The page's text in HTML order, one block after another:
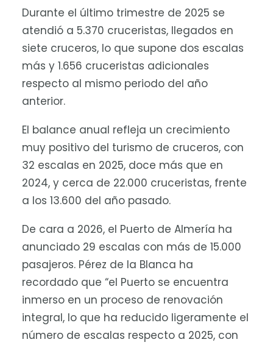
Durante el último trimestre de 2025 se
atendió a 5.370 cruceristas, llegados en
siete cruceros, lo que supone dos escalas
más y 1.656 cruceristas adicionales
respecto al mismo periodo del año
anterior.
El balance anual refleja un crecimiento
muy positivo del turismo de cruceros, con
32 escalas en 2025, doce más que en
2024, y cerca de 22.000 cruceristas, frente
a los 13.600 del año pasado.
De cara a 2026, el Puerto de Almería ha
anunciado 29 escalas con más de 15.000
pasajeros. Pérez de la Blanca ha
recordado que “el Puerto se encuentra
inmerso en un proceso de renovación
integral, lo que ha reducido ligeramente el
número de escalas respecto a 2025, con